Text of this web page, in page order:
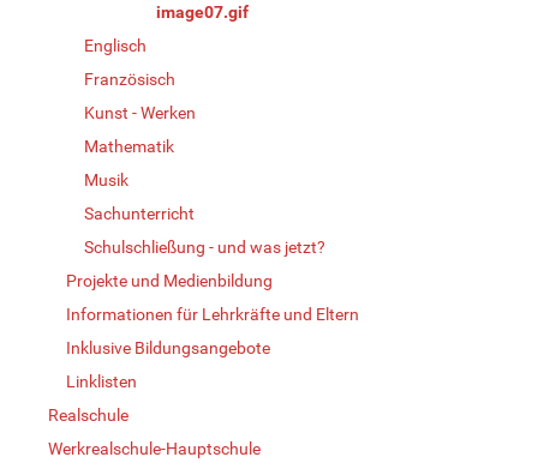
image07.gif
Englisch
Französisch
Kunst - Werken
Mathematik
Musik
Sachunterricht
Schulschließung - und was jetzt?
Projekte und Medienbildung
Informationen für Lehrkräfte und Eltern
Inklusive Bildungsangebote
Linklisten
Realschule
Werkrealschule-Hauptschule